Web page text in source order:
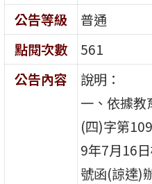
公告等級
普通
點閱次數
561
公告內容
說明：
一、依據
(四)字第
9年7月16
號函(諒達)